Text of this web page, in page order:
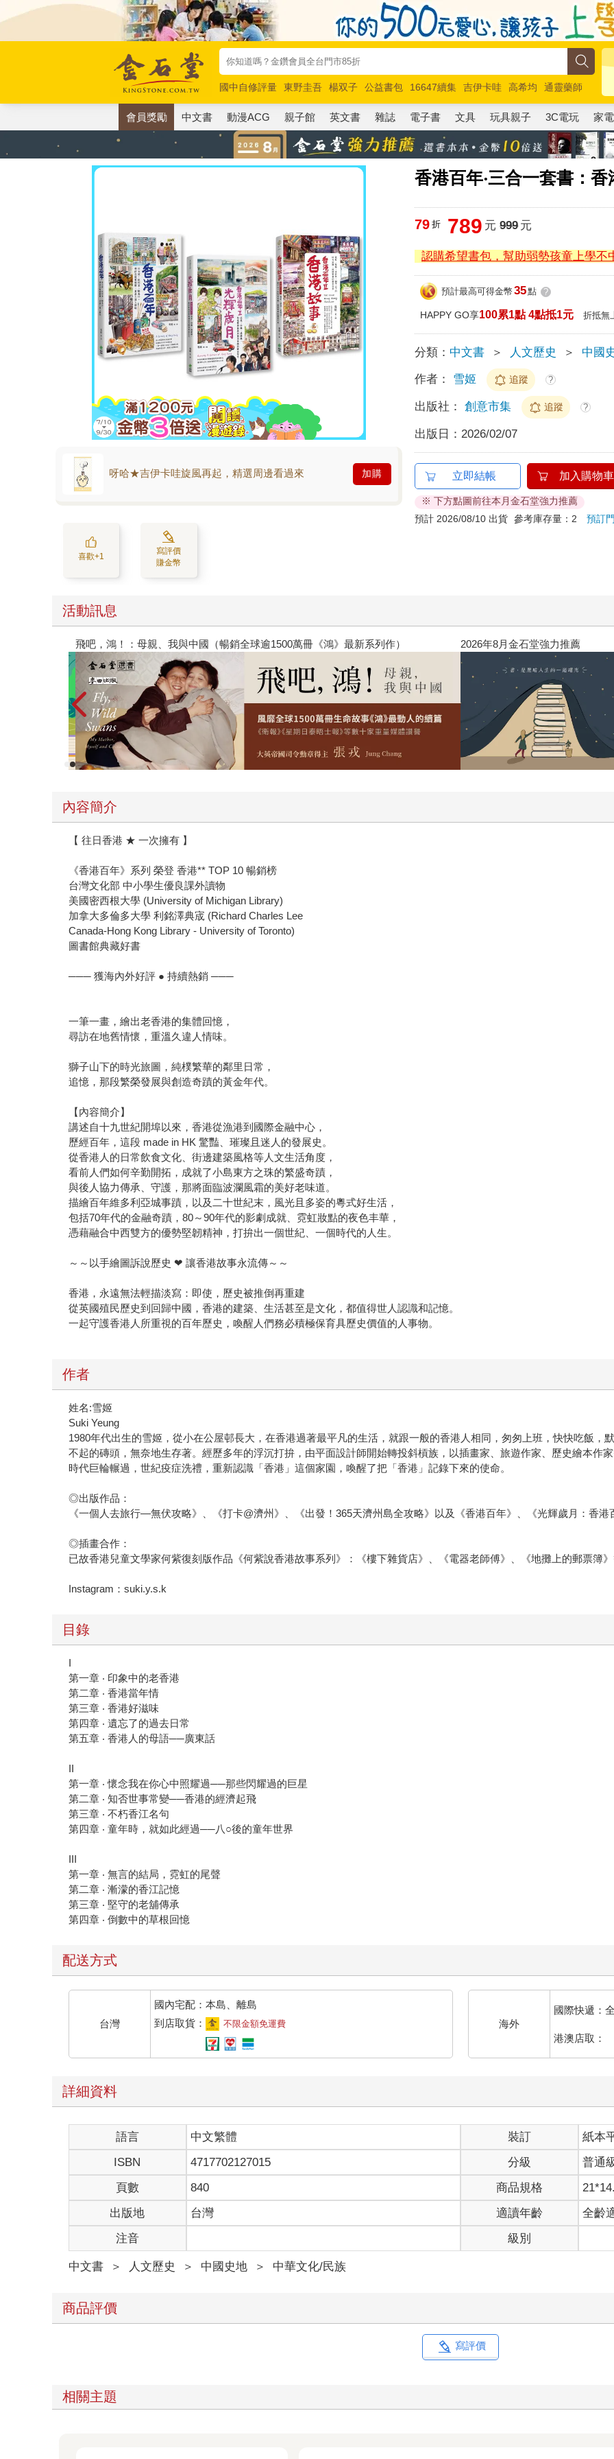
國中自修評量 東野圭吾 楊双子 公益書包 16647續集 吉伊卡哇 高希均
通靈藥師
唯紅花綻放
奧德賽 路邊攤新作 馬斯克 玩具總動員5 超慢跑
會員獎勵 中文書 動漫ACG 親子館 英文書 雜誌 電子書 文具 玩具親子 3C電玩 家電
香港百年‧三合一套書：
呀哈★吉伊卡哇旋風再起，精選周邊看過來 加購
喜歡+1
寫評價
賺金幣
79 折 789 元 999元
認購希望書包，幫助弱勢孩童上學不
預計最高可得金幣 35點 ?
HAPPY GO享100累1點 4點抵1元 折抵無
分類： 中文書 ＞ 人文歷史 ＞ 中國
作者： 雪姬 追蹤 ?
出版社： 創意市集 追蹤 ?
出版日： 2026/02/07
立即結帳 加入購物車
※ 下方點圖前往本月金石堂強力推薦
預計 2026/08/10 出貨 參考庫存量：2預訂
活動訊息
【父親節禮物展】5折起，滿888送88點金幣 閱讀漫遊錄-2026上半年暢銷榜
內容簡介
【 往日香港 ★ 一次擁有 】
《香港百年》系列 榮登 香港** TOP 10 暢銷榜
台灣文化部 中小學生優良課外讀物
美國密西根大學 (University of Michigan Library)
加拿大多倫多大學 利銘澤典宬 (Richard Charles Lee
Canada-Hong Kong Library - University of Toronto)
圖書館典藏好書
─── 獲海內外好評 ● 持續熱銷 ───
一筆一畫，繪出老香港的集體回憶，
尋訪在地舊情懷，重溫久違人情味。
獅子山下的時光旅圖，純樸繁華的鄰里日常，
追憶，那段繁榮發展與創造奇蹟的黃金年代。
【內容簡介】
講述自十九世紀開埠以來，香港從漁港到國際金融中心，
歷經百年，這段 made in HK 驚豔、璀璨且迷人的發展史。
從香港人的日常飲食文化、街邊建築風格等人文生活角度，
看前人們如何辛勤開拓，成就了小島東方之珠的繁盛奇蹟，
與後人協力傳承、守護，那將面臨波瀾風霜的美好老味道。
描繪百年維多利亞城事蹟，以及二十世紀末，風光且多姿的粵式好生活，
包括70年代的金融奇蹟，80～90年代的影劇成就、霓虹妝點的夜色丰華，
憑藉融合中西雙方的優勢堅韌精神，打拚出一個世紀、一個時代的人生。
～～以手繪圖訴說歷史 ❤ 讓香港故事永流傳～～
香港，永遠無法輕描淡寫：即使，歷史被推倒再重建
從英國殖民歷史到回歸中國，香港的建築、生活甚至是文化，都值得世人認識和記憶。
一起守護香港人所重視的百年歷史，喚醒人們務必積極保育具歷史價值的人事物。
作者
姓名:雪姬
Suki Yeung
1980年代出生的雪姬，從小在公屋邨長大，在香港過著最平凡的生活，就跟一般的香港人相同，匆匆上班，快快吃飯，
不起的磚頭，無奈地生存著。經歷多年的浮沉打拚，由平面設計師開始轉投斜槓族，以插畫家、旅遊作家、歷史繪本作
時代巨輪輾過，世紀疫症洗禮，重新認識「香港」這個家園，喚醒了把「香港」記錄下來的使命。
◎出版作品：
《一個人去旅行—無伏攻略》、《打卡@濟州》、《出發！365天濟州島全攻略》以及《香港百年》、《光輝歲月：香港
◎插畫合作：
已故香港兒童文學家何紫復刻版作品《何紫說香港故事系列》：《樓下雜貨店》、《電器老師傅》、《地攤上的郵票簿
Instagram：suki.y.s.k
目錄
I
第一章 ‧ 印象中的老香港
第二章 ‧ 香港當年情
第三章 ‧ 香港好滋味
第四章 ‧ 遺忘了的過去日常
第五章 ‧ 香港人的母語──廣東話
II
第一章 ‧ 懷念我在你心中照耀過──那些閃耀過的巨星
第二章 ‧ 知否世事常變──香港的經濟起飛
第三章 ‧ 不朽香江名句
第四章 ‧ 童年時，就如此經過──八○後的童年世界
III
第一章 ‧ 無言的結局，霓虹的尾聲
第二章 ‧ 漸濛的香江記憶
第三章 ‧ 堅守的老舖傳承
第四章 ‧ 倒數中的草根回憶
配送方式
台灣
國內宅配：本島、離島
到店取貨：
不限金額免運費 海外
國際快遞：
港澳店取：
詳細資料
語言 中文繁體 裝訂
紙本
ISBN
4717702127015 分級
普通
頁數
840 商品規格
出版地
台灣 適讀年齡
全齡
注音
級別
中文書 ＞ 人文歷史 ＞ 中國史地 ＞ 中華文化/民族
商品評價
寫評價
相關主題